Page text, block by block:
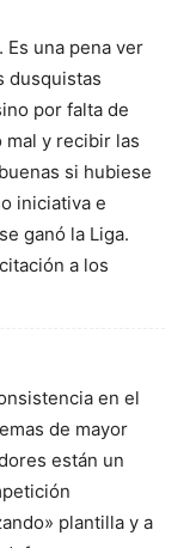
una pena ver
dusquistas
por falta de
mal y recibir las
si hubiese
iniciativa e
ganó la Liga.
a los
en el
de mayor
están un
plantilla y a